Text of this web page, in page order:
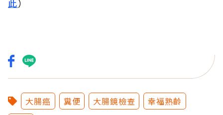
此）
大腸癌 糞便 大腸鏡檢查
幸福熟齡